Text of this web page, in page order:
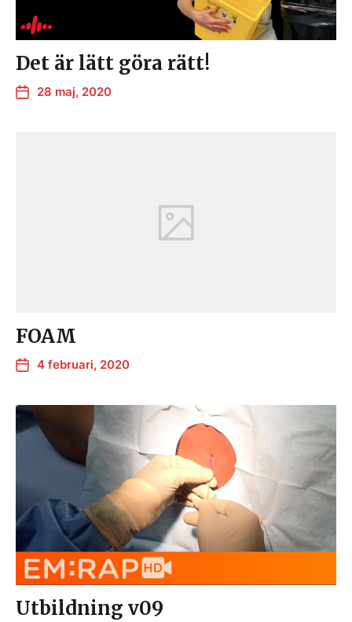
Det är lätt göra rätt!
28 maj, 2020
FOAM
4 februari, 2020
Utbildning v09